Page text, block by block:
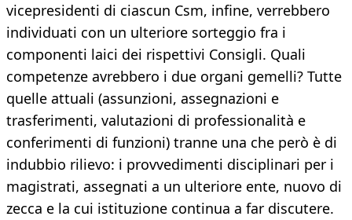
vicepresidenti di ciascun Csm, infine, verrebbero
individuati con un ulteriore sorteggio fra i
componenti laici dei rispettivi Consigli. Quali
competenze avrebbero i due organi gemelli? Tutte
quelle attuali (assunzioni, assegnazioni e
trasferimenti, valutazioni di professionalità e
conferimenti di funzioni) tranne una che però è di
indubbio rilievo: i provvedimenti disciplinari per i
magistrati, assegnati a un ulteriore ente, nuovo di
zecca e la cui istituzione continua a far discutere.